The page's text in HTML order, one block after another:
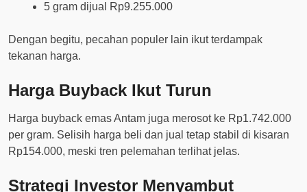
5 gram dijual Rp9.255.000
Dengan begitu, pecahan populer lain ikut terdampak
tekanan harga.
Harga Buyback Ikut Turun
Harga buyback emas Antam juga merosot ke Rp1.742.000
per gram. Selisih harga beli dan jual tetap stabil di kisaran
Rp154.000, meski tren pelemahan terlihat jelas.
Strategi Investor Menyambut